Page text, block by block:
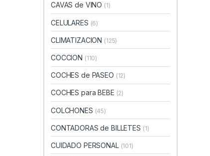
CAVAS de VINO (1)
CELULARES (6)
CLIMATIZACION (125)
COCCION (110)
COCHES de PASEO (12)
COCHES para BEBE (2)
COLCHONES (45)
CONTADORAS de BILLETES (1)
CUIDADO PERSONAL (101)